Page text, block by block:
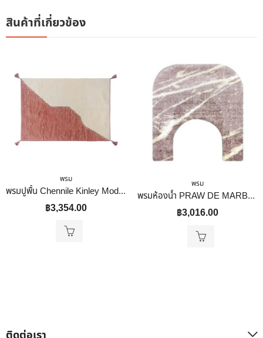
สินค้าที่เกี่ยวข้อง
พรม
พรมปูพื้น Chennile Kinley Modern KASSA HOME รุ่น T516-1B-M-OR ขนาด 180 x 120 ซม. สีขาว – ส้ม
฿3,354.00
พรม
พรมห้องน้ำ PRAW DE MARBLE PINK 62X70 ซม. สีชมพู
฿3,016.00